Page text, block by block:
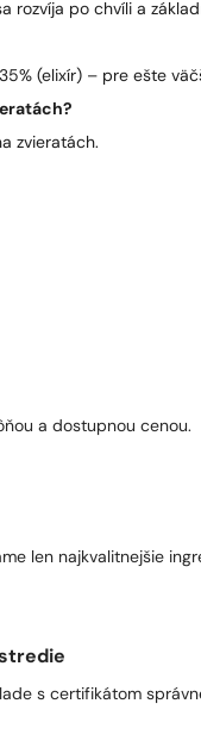
rozvíja po chvíli a
(elixír) – pre ešte
zvieratách.
a dostupnou cenou.
len najkvalitnejšie
s certifikátom